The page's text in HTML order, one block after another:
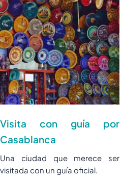
Visita con guía por
Casablanca
Una ciudad que merece ser
visitada con un guía oficial.